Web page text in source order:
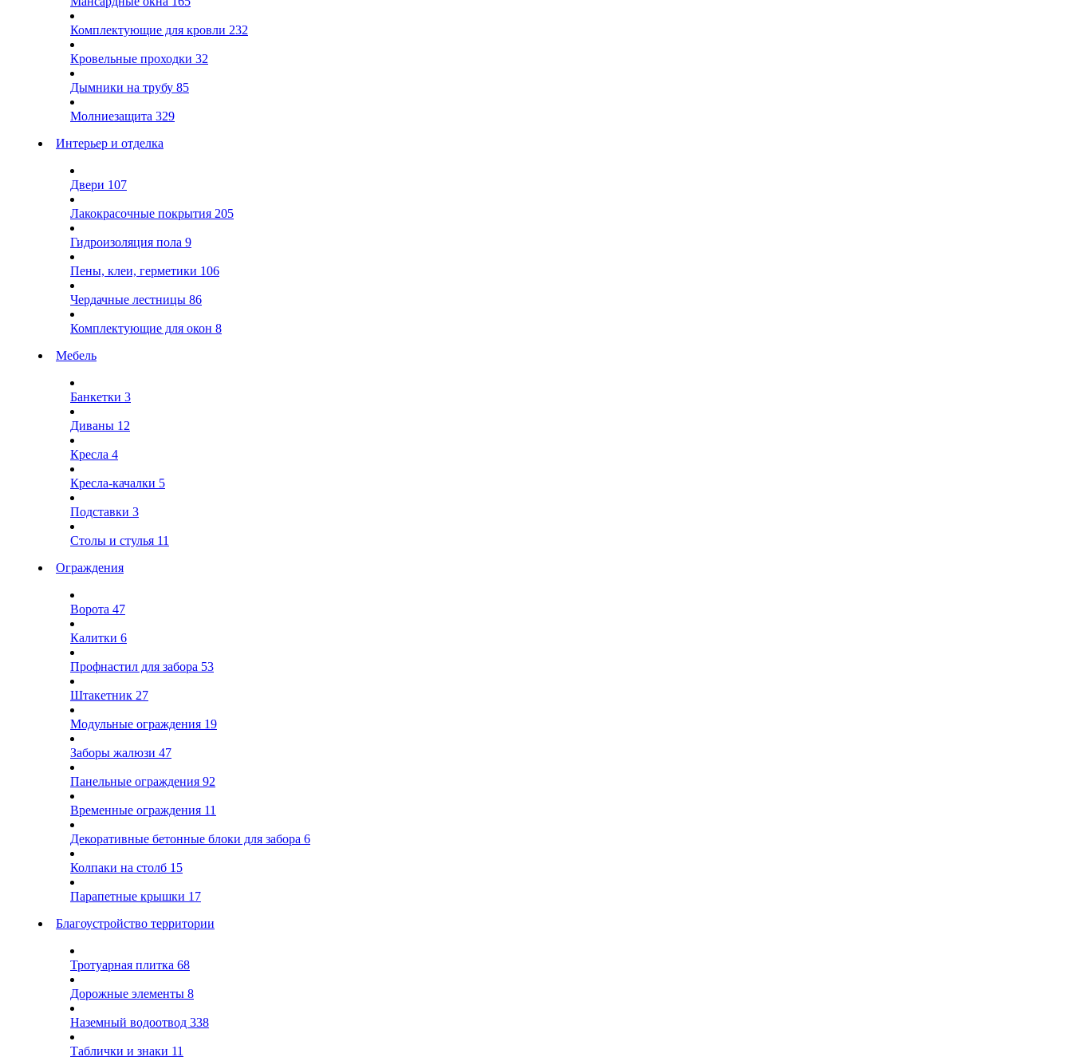
Комплектующие для кровли 232
Кровельные проходки 32
Дымники на трубу 85
Молниезащита 329
Интерьер и отделка
Двери 107
Лакокрасочные покрытия 205
Гидроизоляция пола 9
Пены, клеи, герметики 106
Чердачные лестницы 86
Комплектующие для окон 8
Мебель
Банкетки 3
Диваны 12
Кресла 4
Кресла-качалки 5
Подставки 3
Столы и стулья 11
Ограждения
Ворота 47
Калитки 6
Профнастил для забора 53
Штакетник 27
Модульные ограждения 19
Заборы жалюзи 47
Панельные ограждения 92
Временные ограждения 11
Декоративные бетонные блоки для забора 6
Колпаки на столб 15
Парапетные крышки 17
Благоустройство территории
Тротуарная плитка 68
Дорожные элементы 8
Наземный водоотвод 338
Таблички и знаки 11